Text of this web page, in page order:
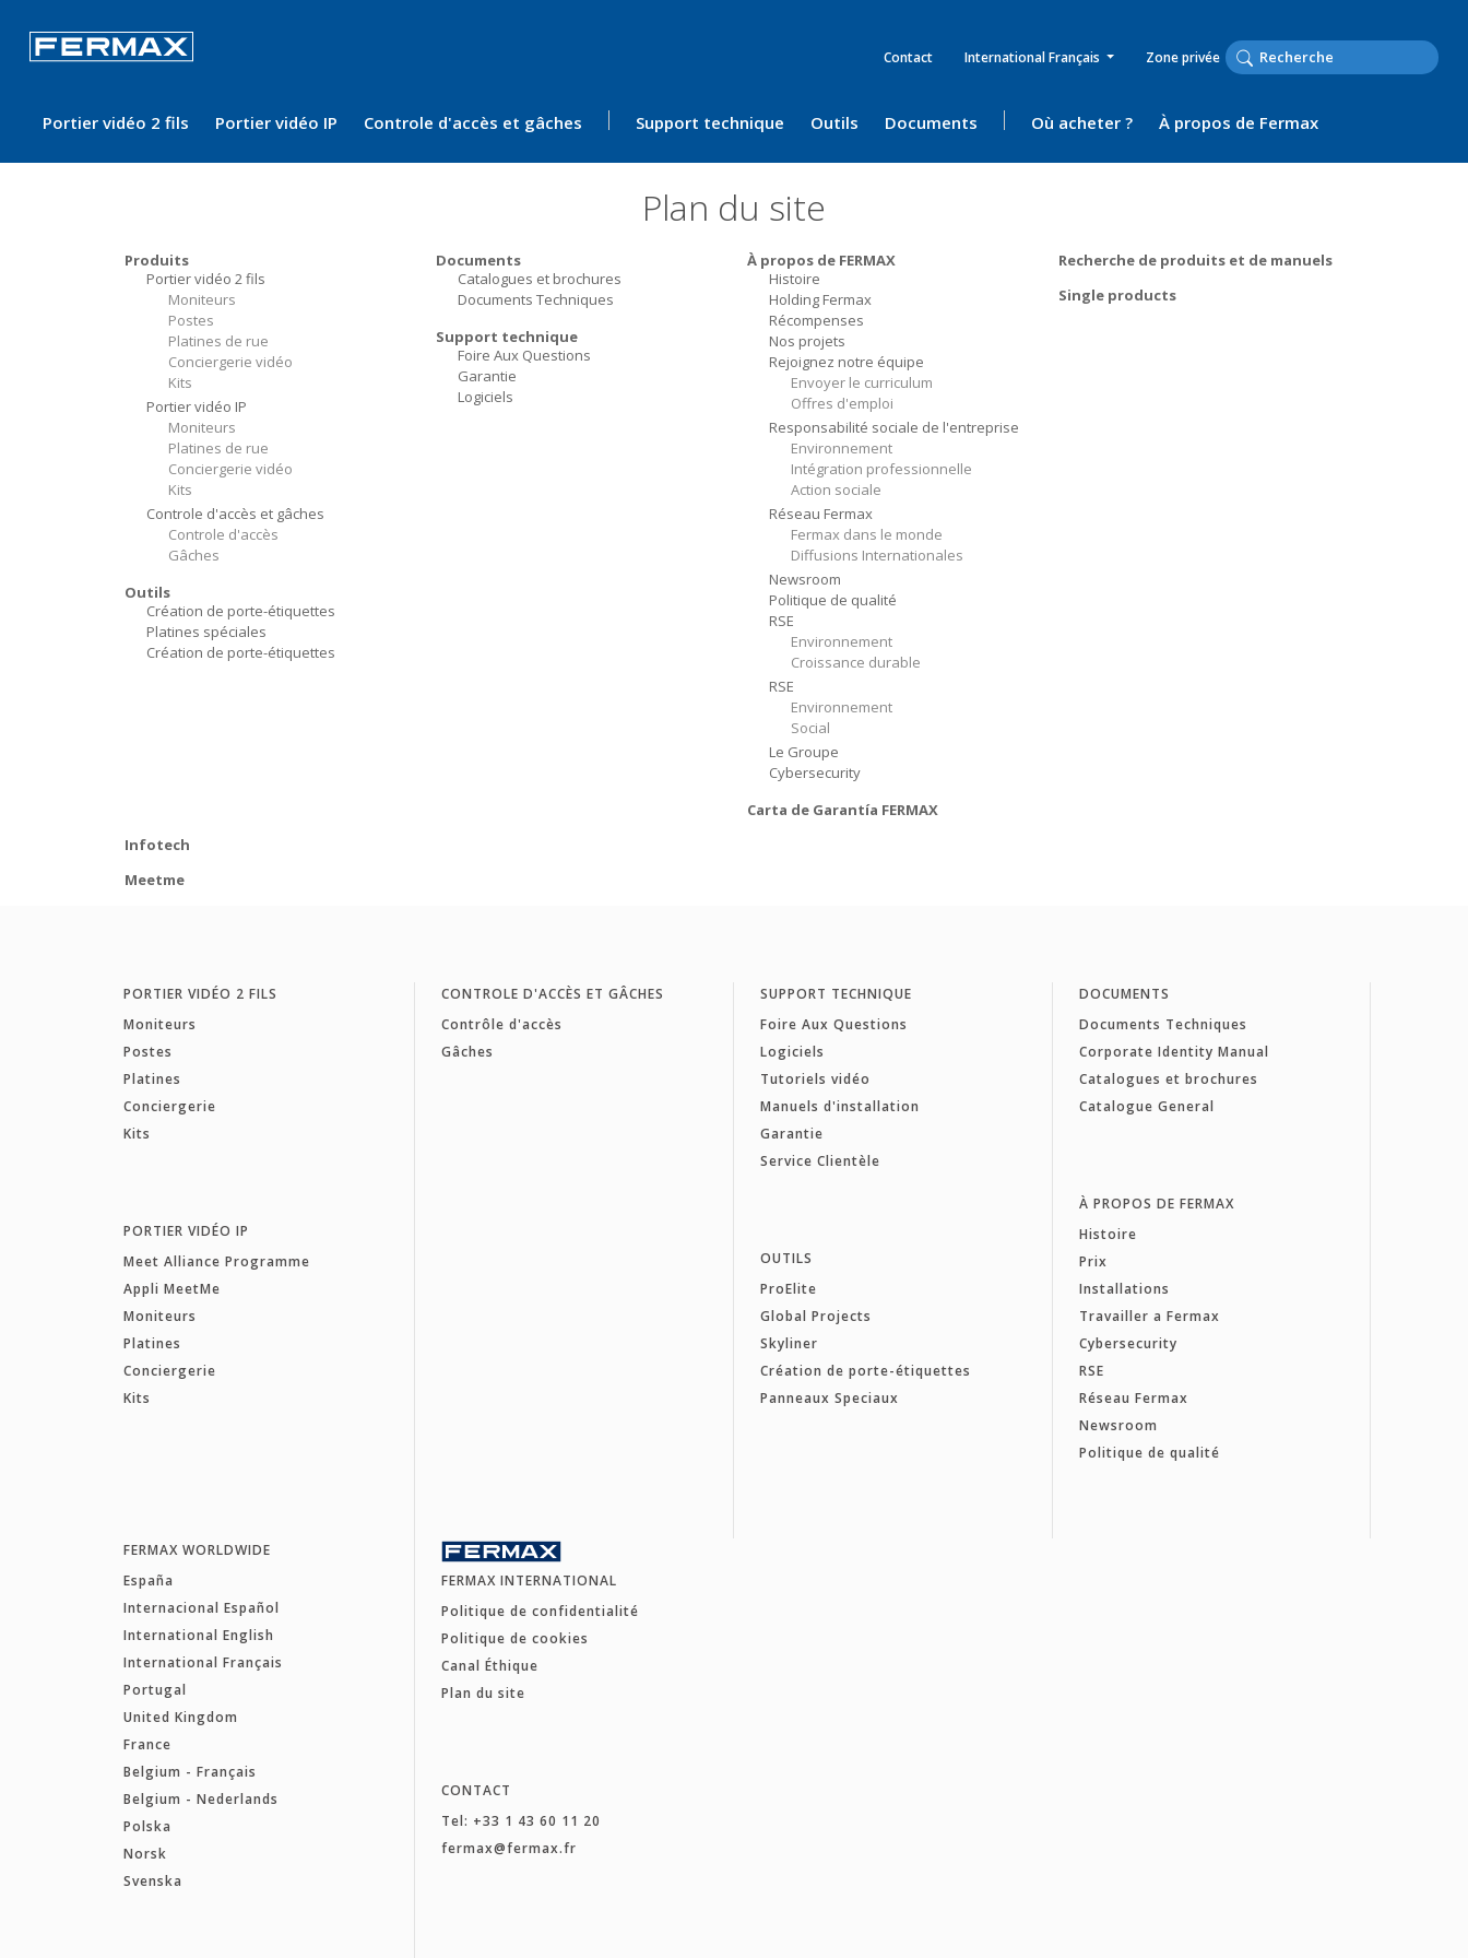
Contact International Français Zone privée
Portier vidéo 2 fils Portier vidéo IP Controle d'accès et gâches Support technique Outils Documents Où acheter ? À propos de Fermax
Plan du site
Produits
Portier vidéo 2 fils
Moniteurs
Postes
Platines de rue
Conciergerie vidéo
Kits
Portier vidéo IP
Moniteurs
Platines de rue
Conciergerie vidéo
Kits
Controle d'accès et gâches
Controle d'accès
Gâches
Outils
Création de porte-étiquettes
Platines spéciales
Création de porte-étiquettes
Documents
Catalogues et brochures
Documents Techniques
Support technique
Foire Aux Questions
Garantie
Logiciels
À propos de FERMAX
Histoire
Holding Fermax
Récompenses
Nos projets
Rejoignez notre équipe
Envoyer le curriculum
Offres d'emploi
Responsabilité sociale de l'entreprise
Environnement
Intégration professionnelle
Action sociale
Réseau Fermax
Fermax dans le monde
Diffusions Internationales
Newsroom
Politique de qualité
RSE
Environnement
Croissance durable
RSE
Environnement
Social
Le Groupe
Cybersecurity
Carta de Garantía FERMAX
Recherche de produits et de manuels
Single products
Infotech
Meetme
PORTIER VIDÉO 2 FILS
Moniteurs
Postes
Platines
Conciergerie
Kits
PORTIER VIDÉO IP
Meet Alliance Programme
Appli MeetMe
Moniteurs
Platines
Conciergerie
Kits
CONTROLE D'ACCÈS ET GÂCHES
Contrôle d'accès
Gâches
SUPPORT TECHNIQUE
Foire Aux Questions
Logiciels
Tutoriels vidéo
Manuels d'installation
Garantie
Service Clientèle
OUTILS
ProElite
Global Projects
Skyliner
Création de porte-étiquettes
Panneaux Speciaux
DOCUMENTS
Documents Techniques
Corporate Identity Manual
Catalogues et brochures
Catalogue General
À PROPOS DE FERMAX
Histoire
Prix
Installations
Travailler a Fermax
Cybersecurity
RSE
Réseau Fermax
Newsroom
Politique de qualité
FERMAX WORLDWIDE
España
Internacional Español
International English
International Français
Portugal
United Kingdom
France
Belgium - Français
Belgium - Nederlands
Polska
Norsk
Svenska
FERMAX INTERNATIONAL
Politique de confidentialité
Politique de cookies
Canal Éthique
Plan du site
CONTACT
Tel: +33 1 43 60 11 20
fermax@fermax.fr